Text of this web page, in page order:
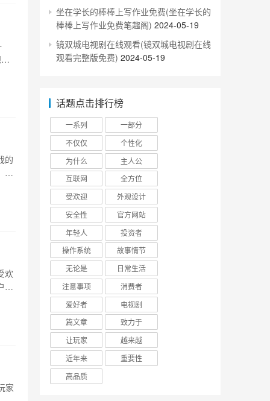
的
为
欢
轻
家
坐在学长的棒棒上写作业免费(坐在学长的
棒棒上写作业免费笔趣阁) 2024-05-19
镜双城电视剧在线观看(镜双城电视剧在线
观看完整版免费) 2024-05-19
话题点击排行榜
一系列
一部分
不仅仅
个性化
为什么
主人公
互联网
全方位
受欢迎
外观设计
安全性
官方网站
年轻人
投资者
操作系统
故事情节
无论是
日常生活
注意事项
消费者
爱好者
电视剧
篇文章
致力于
让玩家
越来越
近年来
重要性
高品质